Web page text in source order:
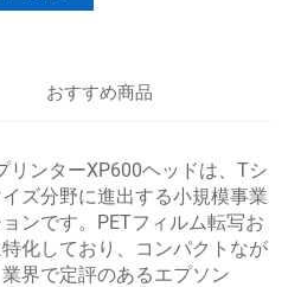
おすすめ商品
リンターXP600ヘッドは、Tシ
ズ分野に進出する小規模事業
ンです。PETフィルム転写お
化しており、コンパクトなが
界で定評のあるエプソン